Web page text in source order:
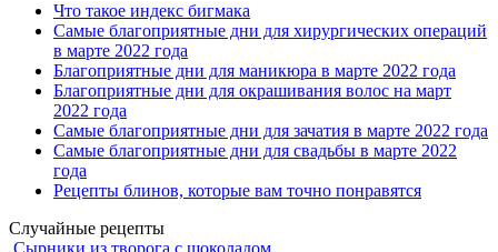
Что такое индекс бигмака
Самые благоприятные дни для хирургических операций
в марте 2022 года
Благоприятные дни для маникюра в марте 2022 года
Благоприятные дни для окрашивания волос на март
2022 года
Самые благоприятные дни для зачатия в марте 2022 года
Самые благоприятные дни для свадьбы в марте 2022
года
Рецепты блинов, которые вам точно понравятся
Случайные рецепты